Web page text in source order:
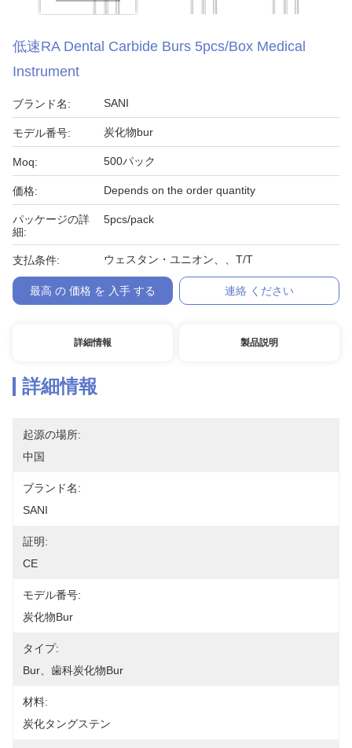
低速RA Dental Carbide Burs 5pcs/Box Medical
Instrument
ブランド名: SANI
モデル番号: 炭化物bur
Moq: 500パック
価格: Depends on the order quantity
パッケージの詳
細:
5pcs/pack
支払条件: ウェスタン・ユニオン、、T/T
最高 の 価格 を 入手 する 連絡 ください
詳細情報 製品説明
詳細情報
起源の場所:
中国
ブランド名:
SANI
証明:
CE
モデル番号:
炭化物bur
タイプ:
Bur、歯科炭化物bur
材料:
炭化タングステン